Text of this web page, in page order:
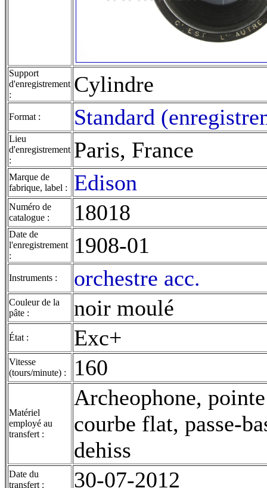
Support
d'enregistrement
:
Cylindre
Format : Standard
Lieu
d'enregistrement
:
Paris, France
Marque de
fabrique, label :
Edison
Numéro de
catalogue :
18018
Date de
l'enregistrement
:
1908-01
Instruments : orchestre acc.
Couleur de la
pâte :
noir moulé
État : Exc+
Vitesse
(tours/minute) :
160
Matériel
employé au
transfert :
Archeophone,
courbe flat, passe-
dehiss
Date du
transfert :
30-07-2012